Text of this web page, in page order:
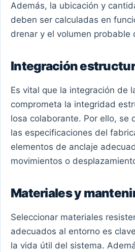
Además, la ubicación y
deben ser calculadas en
drenar y el volumen probable
Integración
Es vital que la integración de
comprometa la integridad
losa colaborante. Por ello, se
las especificaciones del
elementos de anclaje
movimientos o
Materiales y
Seleccionar materiales
adecuados al entorno es
la vida útil del sistema.